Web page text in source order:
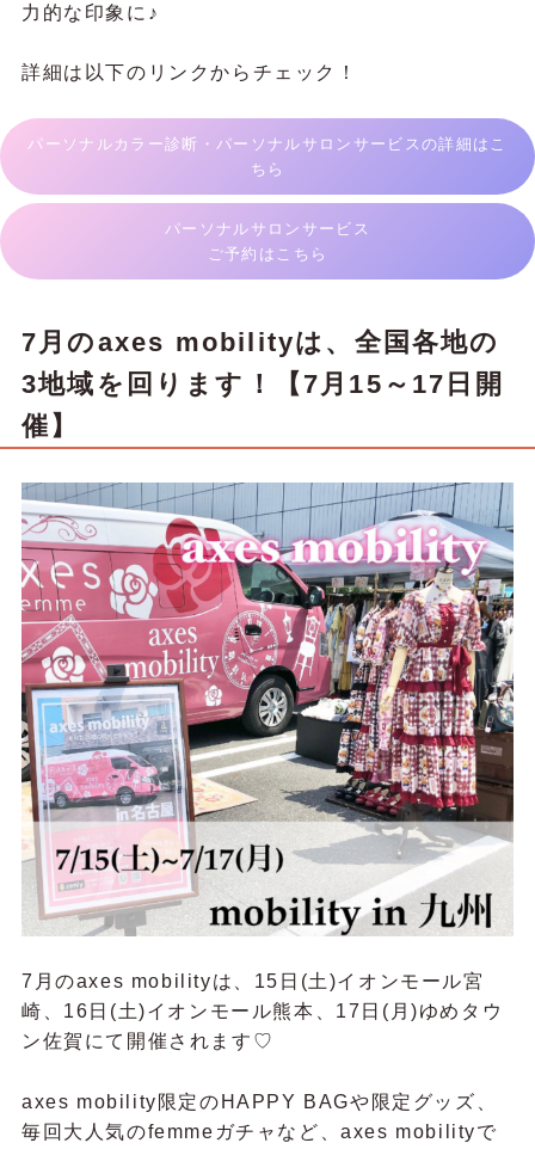
力的な印象に♪
詳細は以下のリンクからチェック！
パーソナルカラー診断・パーソナルサロンサービスの詳細はこ
ちら
パーソナルサロンサービス
ご予約はこちら
7月のaxes mobilityは、全国各地の
3地域を回ります！【7月15～17日開
催】
7月のaxes mobilityは、15日(土)イオンモール宮
崎、16日(土)イオンモール熊本、17日(月)ゆめタウ
ン佐賀にて開催されます♡
axes mobility限定のHAPPY BAGや限定グッズ、
毎回大人気のfemmeガチャなど、axes mobilityで